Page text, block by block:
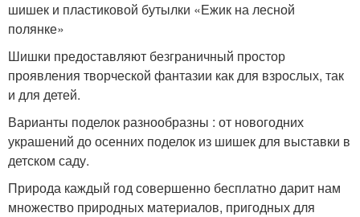
шишек и пластиковой бутылки «Ежик на лесной
полянке»
Шишки предоставляют безграничный простор
проявления творческой фантазии как для взрослых, так
и для детей.
Варианты поделок разнообразны : от новогодних
украшений до осенних поделок из шишек для выставки в
детском саду.
Природа каждый год совершенно бесплатно дарит нам
множество природных материалов, пригодных для